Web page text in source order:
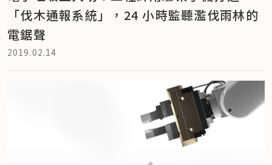
「伐木通報系統」，24 小時監聽濫伐雨林的
電鋸聲
2019.02.14